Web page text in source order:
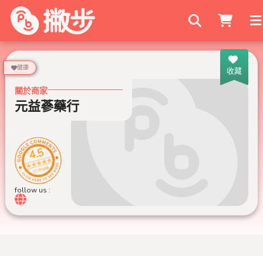
搜尋商家
收藏
健康
關於商家
元益蔘藥行
4.5
133 則評論
follow us :